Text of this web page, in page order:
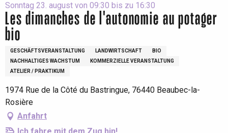
Sonntag 23. august von 09:30 bis zu 16:30
Les dimanches de l'autonomie au potager
bio
GESCHÄFTSVERANSTALTUNG LANDWIRTSCHAFT
BIO
NACHHALTIGES WACHSTUM
KOMMERZIELLE VERANSTALTUNG
ATELIER / PRAKTIKUM
1974 Rue de la Côté du Bastringue, 76440 Beaubec-la-
Rosière
Anfahrt